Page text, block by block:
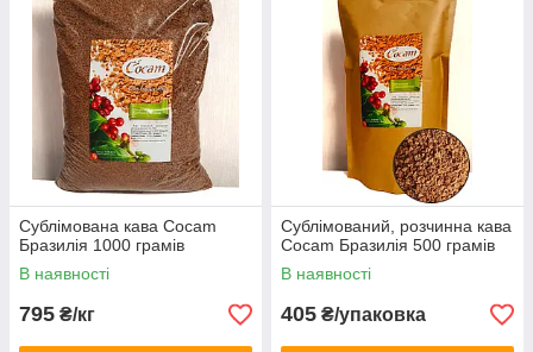
Сублімована кава Cосаm
Бразилія 1000 грамів
В наявності
795 ₴/кг
Сублімований, розчинна кава
Cосаm Бразилія 500 грамів
В наявності
405 ₴/упаковка